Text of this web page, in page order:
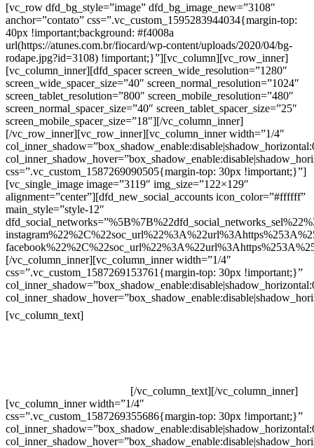
[vc_row dfd_bg_style=”image” dfd_bg_image_new=”3108″
anchor=”contato” css=”.vc_custom_1595283944034{margin-top:
40px !important;background: #f4008a
url(https://atunes.com.br/fiocard/wp-content/uploads/2020/04/bg-
rodape.jpg?id=3108) !important;}”][vc_column][vc_row_inner]
[vc_column_inner][dfd_spacer screen_wide_resolution=”1280″
screen_wide_spacer_size=”40″ screen_normal_resolution=”1024″
screen_tablet_resolution=”800″ screen_mobile_resolution=”480″
screen_normal_spacer_size=”40″ screen_tablet_spacer_size=”25″
screen_mobile_spacer_size=”18″][/vc_column_inner]
[/vc_row_inner][vc_row_inner][vc_column_inner width=”1/4″
css=”.vc_custom_1587269090505{margin-top: 30px !important;}”]
[vc_single_image image=”3119″ img_size=”122×129″
alignment=”center”][dfd_new_social_accounts icon_color=”#ffffff”
main_style=”style-12″
[/vc_column_inner][vc_column_inner width=”1/4″
css=”.vc_custom_1587269153761{margin-top: 30px !important;}”
[vc_column_text]
[/vc_column_text][/vc_column_inner]
[vc_column_inner width=”1/4″
css=”.vc_custom_1587269355686{margin-top: 30px !important;}”